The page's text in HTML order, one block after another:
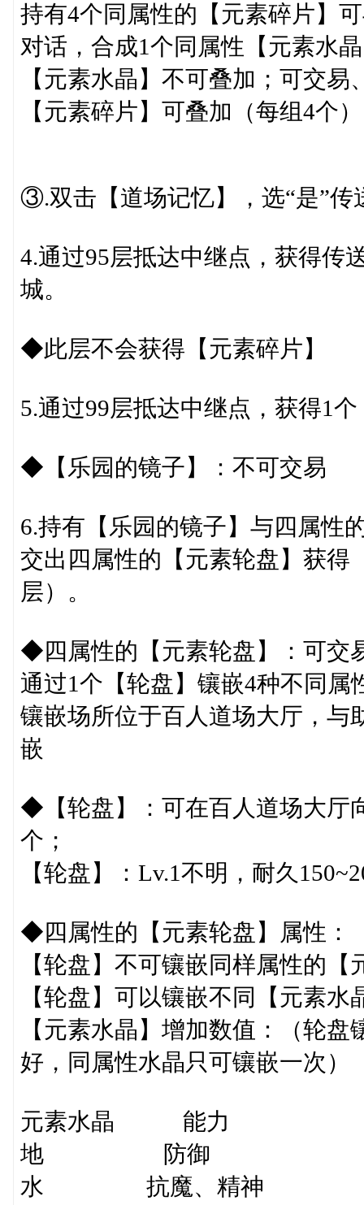
持有4个同属性的【元素碎片】
对话，合成1个同属性【元素水
【元素水晶】不可叠加；可交易
【元素碎片】可叠加（每组4个
③.双击【道场记忆】，选“是”传
4.通过95层抵达中继点，获得传
城。
◆此层不会获得【元素碎片】
5.通过99层抵达中继点，获得1
◆【乐园的镜子】：不可交易
6.持有【乐园的镜子】与四属性
交出四属性的【元素轮盘】获得
层）。
◆四属性的【元素轮盘】：可交
通过1个【轮盘】镶嵌4种不同属
镶嵌场所位于百人道场大厅，与
嵌
◆【轮盘】：可在百人道场大厅
个；
【轮盘】：Lv.1不明，耐久
◆四属性的【元素轮盘】属性：
【轮盘】不可镶嵌同样属性的【
【轮盘】可以镶嵌不同【元素
【元素水晶】增加数值：（轮
好，同属性水晶只可镶嵌一次）
元素水晶 能力 数值
地 防御 +30/
水 抗魔、精神 +35/